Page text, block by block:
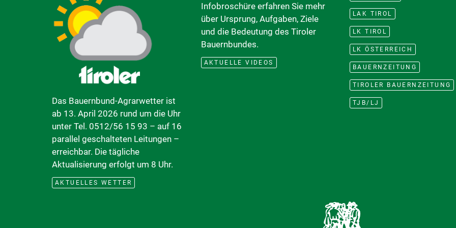
Das Bauernbund-Agrarwetter ist
ab 13. April 2026 rund um die Uhr
unter Tel. 0512/56 15 93 – auf 16
parallel geschalteten Leitungen –
erreichbar. Die tägliche
Aktualisierung erfolgt um 8 Uhr.
AKTUELLES WETTER
Infobroschüre erfahren Sie mehr
über Ursprung, Aufgaben, Ziele
und die Bedeutung des Tiroler
Bauernbundes.
AKTUELLE VIDEOS
LAK TIROL
LK TIROL
LK ÖSTERREICH
BAUERNZEITUNG
TIROLER BAUERNZEITUNG
TJB/LJ